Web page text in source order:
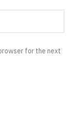
for the next